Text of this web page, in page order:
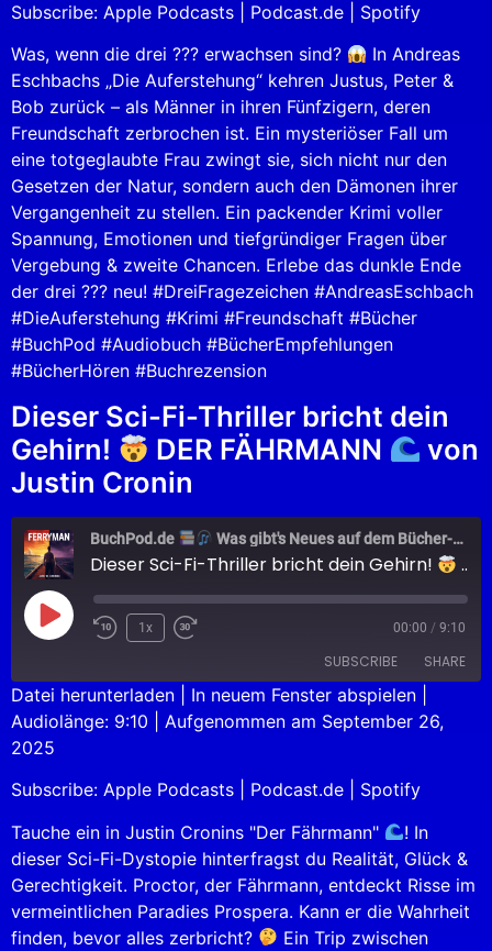
Spotify
RSS FEED
LINK
EMBED
Subscribe: Apple Podcasts Podcast.de
Spotify
Was, wenn die drei ??? erwachsen sind?
In Andreas
Eschbachs „Die Auferstehung“ kehren Justus, Peter &
Bob zurück – als Männer in ihren Fünfzigern, deren
Freundschaft zerbrochen ist. Ein mysteriöser Fall um
eine totgeglaubte Frau zwingt sie, sich nicht nur den
Gesetzen der Natur, sondern auch den Dämonen ihrer
Vergangenheit zu stellen. Ein packender Krimi voller
Spannung, Emotionen und tiefgründiger Fragen über
Vergebung & zweite Chancen. Erlebe das dunkle Ende
der drei ??? neu! #DreiFragezeichen #AndreasEschbach
#DieAuferstehung #Krimi #Freundschaft #Bücher
#BuchPod #Audiobuch #BücherEmpfehlungen
#BücherHören #Buchrezension
Dieser Sci-Fi-Thriller bricht dein
Gehirn!
DER FÄHRMANN
von
Justin Cronin
BuchPod.de Was gibt's Neues auf dem Bücher-Markt?
Dieser Sci-Fi-Thriller bricht dein Gehirn! DER FÄHRMANN
1x 00:00 / 9:10
SUBSCRIBE SHARE
Apple Podcasts Podcast.de
RSS FEED
SHARE
EMBED
Datei herunterladen In neuem Fenster abspielen
Audiolänge: 9:10
Aufgenommen am September 26,
2025
Subscribe: Apple Podcasts Podcast.de
Spotify
Tauche ein in Justin Cronins "Der Fährmann"
! In
dieser Sci-Fi-Dystopie hinterfragst du Realität, Glück &
Gerechtigkeit. Proctor, der Fährmann, entdeckt Risse im
vermeintlichen Paradies Prospera. Kann er die Wahrheit
finden, bevor alles zerbricht?
Ein Trip zwischen